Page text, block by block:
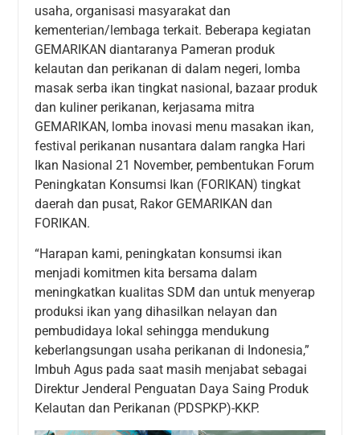
usaha, organisasi masyarakat dan
kementerian/lembaga terkait. Beberapa kegiatan
GEMARIKAN diantaranya Pameran produk
kelautan dan perikanan di dalam negeri, lomba
masak serba ikan tingkat nasional, bazaar produk
dan kuliner perikanan, kerjasama mitra
GEMARIKAN, lomba inovasi menu masakan ikan,
festival perikanan nusantara dalam rangka Hari
Ikan Nasional 21 November, pembentukan Forum
Peningkatan Konsumsi Ikan (FORIKAN) tingkat
daerah dan pusat, Rakor GEMARIKAN dan
FORIKAN.
“Harapan kami, peningkatan konsumsi ikan
menjadi komitmen kita bersama dalam
meningkatkan kualitas SDM dan untuk menyerap
produksi ikan yang dihasilkan nelayan dan
pembudidaya lokal sehingga mendukung
keberlangsungan usaha perikanan di Indonesia,”
Imbuh Agus pada saat masih menjabat sebagai
Direktur Jenderal Penguatan Daya Saing Produk
Kelautan dan Perikanan (PDSPKP)-KKP.